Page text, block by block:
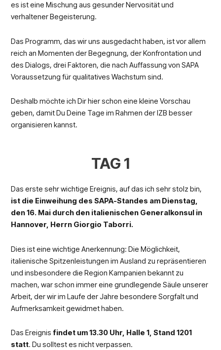
es ist eine Mischung aus gesunder Nervosität und
verhaltener Begeisterung.
Das Programm, das wir uns ausgedacht haben, ist vor allem
reich an Momenten der Begegnung, der Konfrontation und
des Dialogs, drei Faktoren, die nach Auffassung von SAPA
Voraussetzung für qualitatives Wachstum sind.
Deshalb möchte ich Dir hier schon eine kleine Vorschau
geben, damit Du Deine Tage im Rahmen der IZB besser
organisieren kannst.
TAG 1
Das erste sehr wichtige Ereignis, auf das ich sehr stolz bin,
ist die Einweihung des SAPA-Standes am Dienstag,
den 16. Mai durch den italienischen Generalkonsul in
Hannover, Herrn Giorgio Taborri.
Dies ist eine wichtige Anerkennung: Die Möglichkeit,
italienische Spitzenleistungen im Ausland zu repräsentieren
und insbesondere die Region Kampanien bekannt zu
machen, war schon immer eine grundlegende Säule unserer
Arbeit, der wir im Laufe der Jahre besondere Sorgfalt und
Aufmerksamkeit gewidmet haben.
Das Ereignisfindet um 13.30 Uhr, Halle 1, Stand 1201
statt. Du solltest es nicht verpassen.